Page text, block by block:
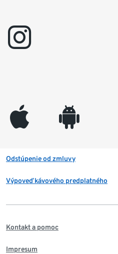
instagram
appleinc android
Odstúpenie od zmluvy
Výpoveď kávového predplatného
Kontakt a pomoc
Impresum